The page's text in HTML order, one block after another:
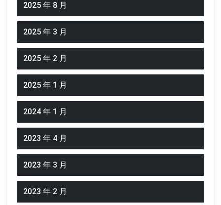
2025 年 8 月
2025 年 3 月
2025 年 2 月
2025 年 1 月
2024 年 1 月
2023 年 4 月
2023 年 3 月
2023 年 2 月